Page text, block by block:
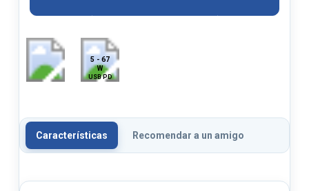
5 - 67
W
USB PD
Características Recomendar a un amigo